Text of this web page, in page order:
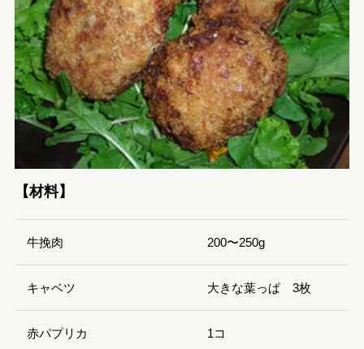
【材料】
牛挽肉 200〜250g
キャベツ 大きな葉っぱ 3枚
赤パプリカ 1コ